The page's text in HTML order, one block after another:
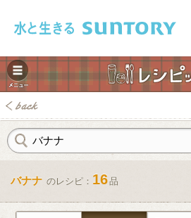
バナナ のレシピ： 16品